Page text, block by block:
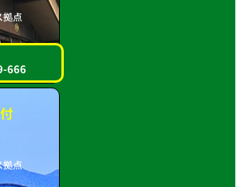
拠点
666
拠点